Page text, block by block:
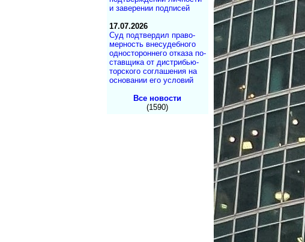
и за­ве­ре­нии под­писей
17.07.2026
Суд под­твер­дил пра­во­
мер­ность вне­су­деб­ного
од­но­сто­рон­не­го от­ка­за по­
с­тав­щика от дист­ри­бь­ю­
тор­с­ко­го со­г­ла­ше­ния на
ос­но­ва­нии его ус­ло­вий
Все новости
(1590)